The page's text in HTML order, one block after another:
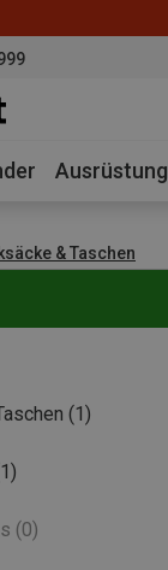
Ausrüstung
& Taschen
(1)
(0)